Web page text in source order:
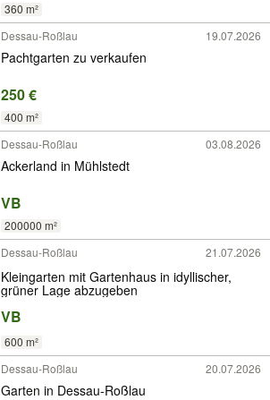
360 m²
Dessau-Roßlau
19.07.2026
Pachtgarten zu verkaufen
250 €
400 m²
Dessau-Roßlau
03.08.2026
Ackerland in Mühlstedt
VB
200000 m²
Dessau-Roßlau
21.07.2026
Kleingarten mit Gartenhaus in idyllischer,
grüner Lage abzugeben
VB
600 m²
Dessau-Roßlau
20.07.2026
Garten in Dessau-Roßlau